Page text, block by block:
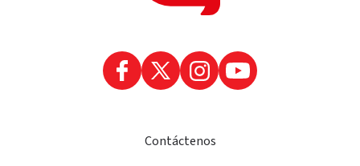
Contáctenos